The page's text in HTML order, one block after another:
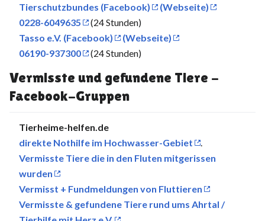
Tierschutzbundes (Facebook)
(Webseite)
0228-6049635
(24 Stunden)
Tasso e.V. (Facebook)
(Webseite)
06190-937300
(24 Stunden)
Vermisste und gefundene Tiere -
Facebook-Gruppen
Tierheime-helfen.de
direkte Nothilfe im Hochwasser-Gebiet
Vermisste Tiere die in den Fluten mitgerissen
wurden
Vermisst + Fundmeldungen von Fluttieren
Vermisste & gefundene Tiere rund ums Ahrtal /